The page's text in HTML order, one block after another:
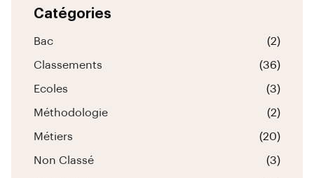
Catégories
Bac (2)
Classements (36)
Ecoles (3)
Méthodologie (2)
Métiers (20)
Non Classé (3)